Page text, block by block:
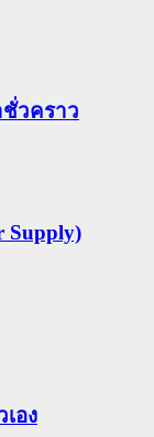
วคราว
Supply)
อง